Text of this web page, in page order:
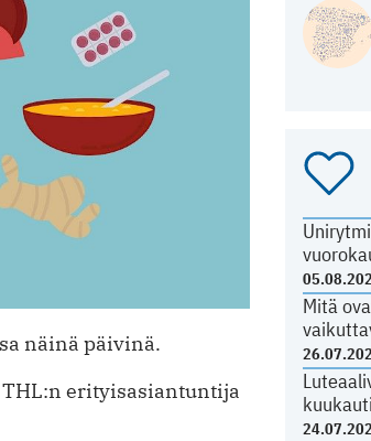
Mitä
näinä päivinä.
erityisasiantuntija